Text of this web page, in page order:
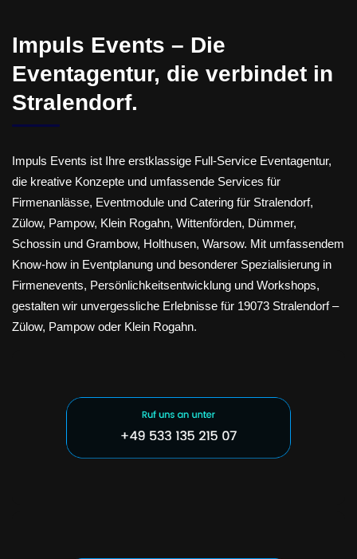
Impuls Events – Die
Eventagentur, die verbindet in
Stralendorf.
Impuls Events ist Ihre erstklassige Full-Service Eventagentur,
die kreative Konzepte und umfassende Services für
Firmenanlässe, Eventmodule und Catering für Stralendorf,
Zülow, Pampow, Klein Rogahn, Wittenförden, Dümmer,
Schossin und Grambow, Holthusen, Warsow. Mit umfassendem
Know-how in Eventplanung und besonderer Spezialisierung in
Firmenevents, Persönlichkeitsentwicklung und Workshops,
gestalten wir unvergessliche Erlebnisse für 19073 Stralendorf –
Zülow, Pampow oder Klein Rogahn.